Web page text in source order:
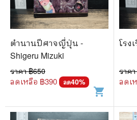
ตำนานปีศาจญี่ปุ่น -
Shigeru Mizuki
ราคา ฿650
ลดเหลือ ฿390 ลด40%
shopping_cart
โรง
ราค
ลดเ